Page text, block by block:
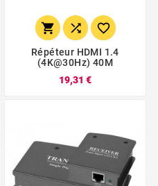
  
Répéteur HDMI 1.4
(4K@30Hz) 40M
19,31 €